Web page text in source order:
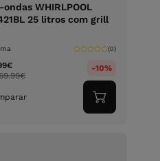
WHIRLPOOL
25 litros com grill
(0)
€
€
-10%
Adicionar
ao